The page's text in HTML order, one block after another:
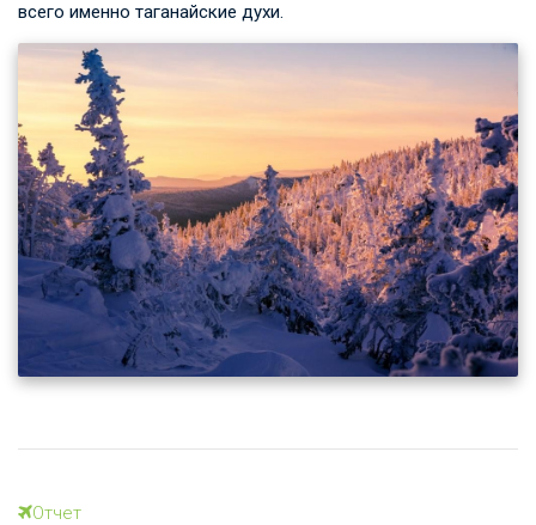
всего именно таганайские духи.
Отчет